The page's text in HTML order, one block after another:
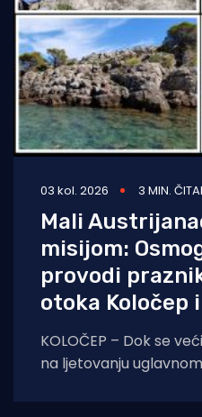
03 kol. 2026 3 MIN.
Mali
misijom:
provodi
otoka Koločep
KOLOČEP – Dok se
na ljetovanju